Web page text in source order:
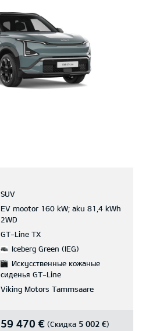
SUV
EV mootor 160 kW; aku 81,4 kWh
2WD
GT-Line TX
Iceberg Green (IEG)
Искусственные кожаные
сиденья GT-Line
Viking Motors Tammsaare
59 470 € (Скидка 5 002 €)